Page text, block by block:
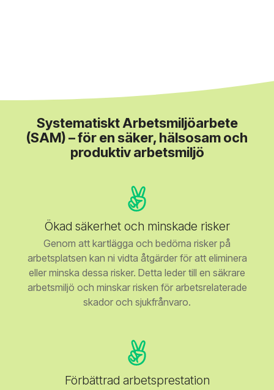
Systematiskt Arbetsmiljöarbete
(SAM) – för en säker, hälsosam och
produktiv arbetsmiljö
Ökad säkerhet och minskade risker
Genom att kartlägga och bedöma risker på
arbetsplatsen kan ni vidta åtgärder för att eliminera
eller minska dessa risker. Detta leder till en säkrare
arbetsmiljö och minskar risken för arbetsrelaterade
skador och sjukfrånvaro.
Förbättrad arbetsprestation